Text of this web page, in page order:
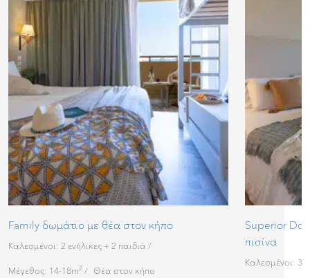
Family δωμάτιο με θέα στον κήπο
Καλεσμένοι: 2 ενήλικες + 2 παιδιά
Μέγεθος: 14-18m2 Θέα στον κήπο
Superior
πισίνα
Καλεσμένοι: 3